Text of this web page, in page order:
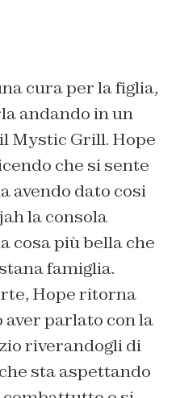
cura per la figlia,
andando in un
Mystic Grill. Hope
che si sente
avendo dato cosi
la consola
cosa più bella che
famiglia.
Hope ritorna
aver parlato con la
riverandogli di
sta aspettando